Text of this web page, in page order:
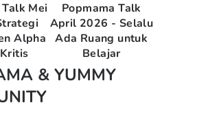
Mei
Alpha
Popmama Talk
April 2026 - Selalu
Ada Ruang untuk
Belajar
& YUMMY